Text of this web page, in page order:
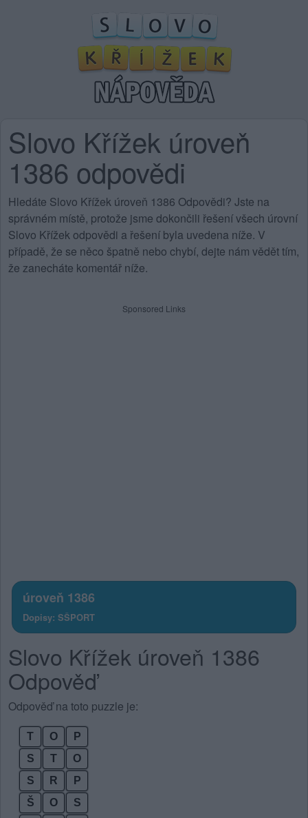
Slovo Křížek úroveň
1386 odpovědi
Hledáte Slovo Křížek úroveň 1386 Odpovědi? Jste na
správném místě, protože jsme dokončili řešení všech úrovní
Slovo Křížek odpovědi a řešení byla uvedena níže. V
případě, že se něco špatně nebo chybí, dejte nám vědět tím,
že zanecháte komentář níže.
Sponsored Links
úroveň 1386
Dopisy: SŠPORT
Slovo Křížek úroveň 1386
Odpověď
Odpověď na toto puzzle je:
T O
P
S
T
O
S
R
P
Š
O
S